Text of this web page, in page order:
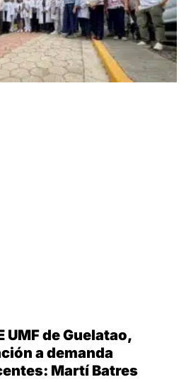
UMF de Guelatao,
a demanda
Martí Batres